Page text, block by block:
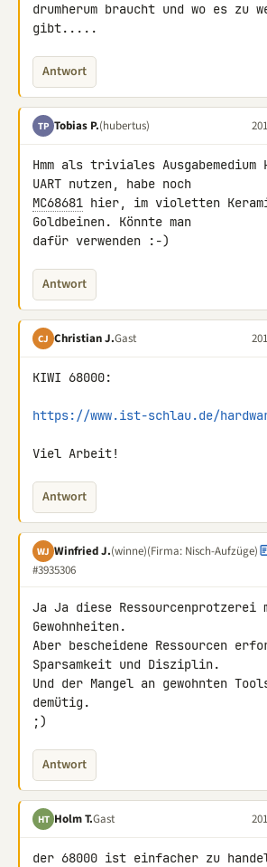
drumherum braucht und wo es zu
gibt.....
Antwort
TP Tobias P.(hubertus)
Hmm als triviales Ausgabemedium
MC68681 hier, im violetten
Goldbeinen. Könnte man
dafür verwenden :-)
Antwort
CJ Christian J.Gast
KIWI 68000:
https://www.ist-schlau.de/
Viel Arbeit!
Antwort
WJ Winfried J.(winne)(Firma: Nisch-Aufzüge)
#3935306
Ja Ja diese Ressourcenprotzerei
Gewohnheiten.
Aber bescheidene Ressourcen
Sparsamkeit und Disziplin.
Und der Mangel an gewohnten
demütig.
;)
Antwort
HT Holm T.Gast
der 68000 ist einfacher zu